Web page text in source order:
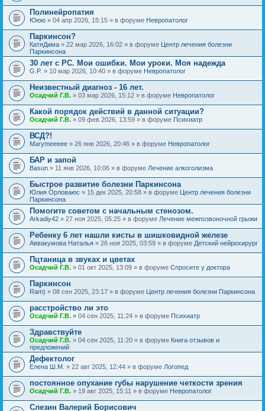
Полинейропатия
Ююю » 04 апр 2026, 15:15 » в форуме Невропатолог
Паркинсон?
КатяДима » 22 мар 2026, 16:02 » в форуме Центр лечения болезни
Паркинсона
30 лет с РС. Мои ошибки. Мои уроки. Моя надежда
G.P. » 10 мар 2026, 10:40 » в форуме Невропатолог
Неизвестный диагноз - 16 лет.
Осадчий Г.В. » 03 мар 2026, 15:12 » в форуме Невропатолог
Какой порядок действий в данной ситуации?
Осадчий Г.В. » 09 фев 2026, 13:59 » в форуме Психиатр
ВСД?!
Marymeeeee » 26 янв 2026, 20:46 » в форуме Невропатолог
БАР и запой
Basun » 11 янв 2026, 10:06 » в форуме Лечение алкоголизма
Быстрое развитие болезни Паркинсона
Юлия Орловаюс » 15 дек 2025, 20:58 » в форуме Центр лечения болезни
Паркинсона
Помогите советом с начальным стенозом.
Arkadiy42 » 27 ноя 2025, 05:25 » в форуме Лечение межпозвоночной грыжи
Ребенку 6 лет нашли кисты в шишковидной железе
Аввакумова Наталья » 26 ноя 2025, 03:59 » в форуме Детский нейрохирург
Пцтаница в звуках и цветах
Осадчий Г.В. » 01 окт 2025, 13:09 » в форуме Спросите у доктора
Паркинсон
Ram) » 08 сен 2025, 23:17 » в форуме Центр лечения болезни Паркинсона
расстройство ли это
Осадчий Г.В. » 04 сен 2025, 11:24 » в форуме Психиатр
Здравствуйте
Осадчий Г.В. » 04 сен 2025, 11:20 » в форуме Книга отзывов и
предложений
Дефектолог
Елена Ш.М. » 22 авг 2025, 12:44 » в форуме Логопед
постоянное опухание губы нарушение четкости зрения
Осадчий Г.В. » 19 авг 2025, 15:11 » в форуме Невропатолог
Слезин Валерий Борисович